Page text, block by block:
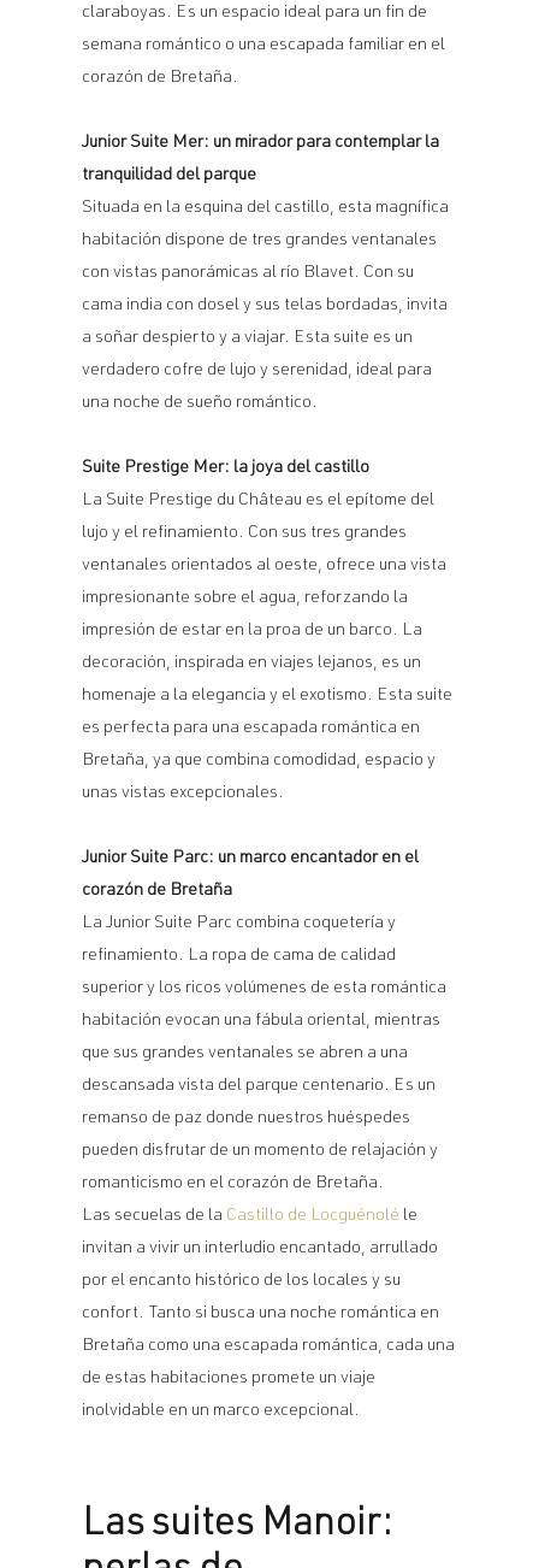
claraboyas. Es un espacio ideal para un fin de
semana romántico o una escapada familiar en el
corazón de Bretaña.
Junior Suite Mer: un mirador para contemplar la
tranquilidad del parque
Situada en la esquina del castillo, esta magnífica
habitación dispone de tres grandes ventanales
con vistas panorámicas al río Blavet. Con su
cama india con dosel y sus telas bordadas, invita
a soñar despierto y a viajar. Esta suite es un
verdadero cofre de lujo y serenidad, ideal para
una noche de sueño romántico.
Suite Prestige Mer: la joya del castillo
La Suite Prestige du Château es el epítome del
lujo y el refinamiento. Con sus tres grandes
ventanales orientados al oeste, ofrece una vista
impresionante sobre el agua, reforzando la
impresión de estar en la proa de un barco. La
decoración, inspirada en viajes lejanos, es un
homenaje a la elegancia y el exotismo. Esta suite
es perfecta para una escapada romántica en
Bretaña, ya que combina comodidad, espacio y
unas vistas excepcionales.
Junior Suite Parc: un marco encantador en el
corazón de Bretaña
La Junior Suite Parc combina coquetería y
refinamiento. La ropa de cama de calidad
superior y los ricos volúmenes de esta romántica
habitación evocan una fábula oriental, mientras
que sus grandes ventanales se abren a una
descansada vista del parque centenario. Es un
remanso de paz donde nuestros huéspedes
pueden disfrutar de un momento de relajación y
romanticismo en el corazón de Bretaña.
Las secuelas de la Castillo de Locguénolé le
invitan a vivir un interludio encantado, arrullado
por el encanto histórico de los locales y su
confort. Tanto si busca una noche romántica en
Bretaña como una escapada romántica, cada una
de estas habitaciones promete un viaje
inolvidable en un marco excepcional.
Las suites Manoir: